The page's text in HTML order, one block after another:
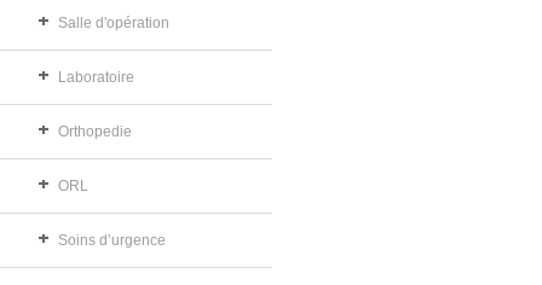
Salle d'opération
Laboratoire
Orthopedie
ORL
Soins d’urgence